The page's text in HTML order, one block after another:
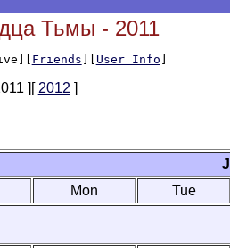
Тьмы - 2011
Friends ][ User Info ]
][ 2012 ]
Mon Tue